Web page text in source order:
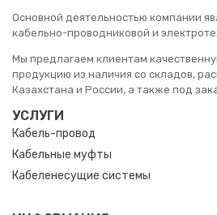
Основной деятельностью компании
кабельно-проводниковой и
Мы предлагаем клиентам
продукцию из наличия со складов,
Казахстана и России, а также под
УСЛУГИ
Кабель-провод
Кабельные муфты
Кабеленесущие системы